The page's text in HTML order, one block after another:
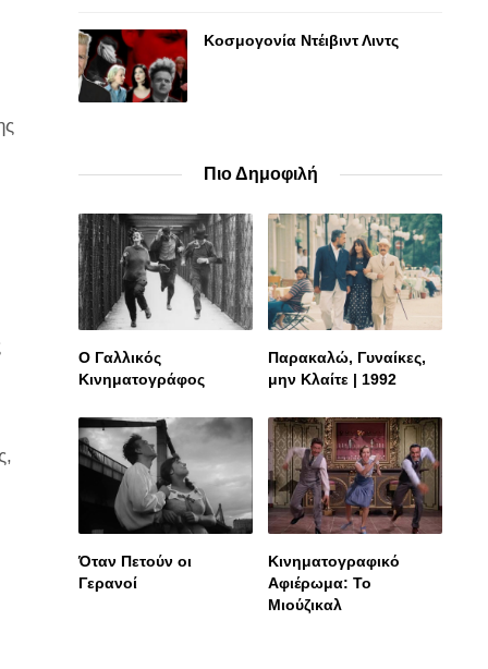
Κοσμογονία Ντέιβιντ Λιντς
Πιο Δημοφιλή
Ο Γαλλικός
Κινηματογράφος
Παρακαλώ, Γυναίκες,
μην Κλαίτε | 1992
Όταν Πετούν οι
Γερανοί
Κινηματογραφικό
Αφιέρωμα: To
Mιούζικαλ